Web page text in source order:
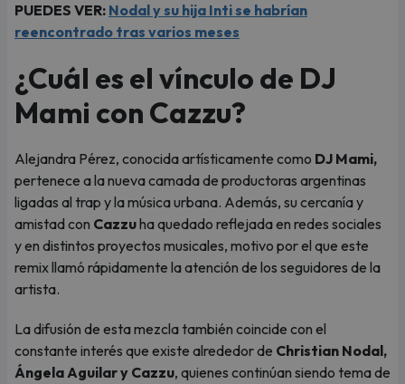
PUEDES VER: Nodal y su hija Inti se habrían
reencontrado tras varios meses
¿Cuál es el vínculo de DJ
Mami con Cazzu?
Alejandra Pérez, conocida artísticamente como DJ Mami,
pertenece a la nueva camada de productoras argentinas
ligadas al trap y la música urbana. Además, su cercanía y
amistad con Cazzuha quedado reflejada en redes sociales
y en distintos proyectos musicales, motivo por el que este
remix llamó rápidamente la atención de los seguidores de la
artista.
La difusión de esta mezcla también coincide con el
constante interés que existe alrededor de Christian Nodal,
Ángela Aguilar y Cazzu, quienes continúan siendo tema de